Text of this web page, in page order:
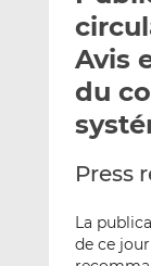
Avis
du
Press
La
de ce